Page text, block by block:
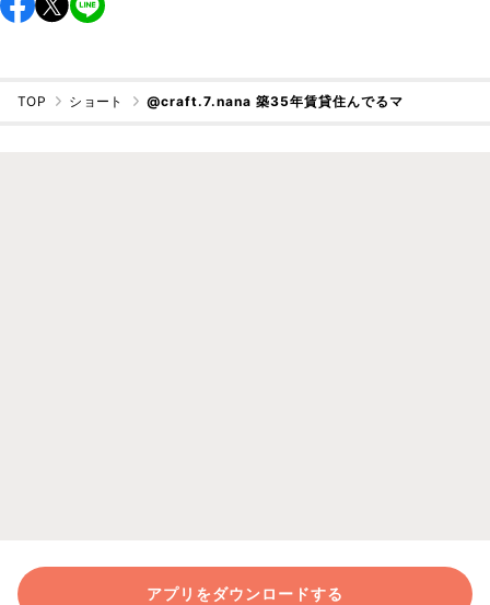
TOP ショート @craft.7.nana 築35年賃貸住んでるマ
アプリをダウンロードする